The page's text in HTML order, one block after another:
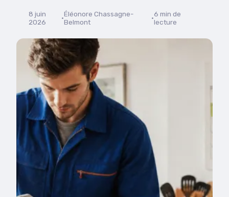
8 juin
2026
·Éléonore Chassagne-
Belmont
·6 min de
lecture